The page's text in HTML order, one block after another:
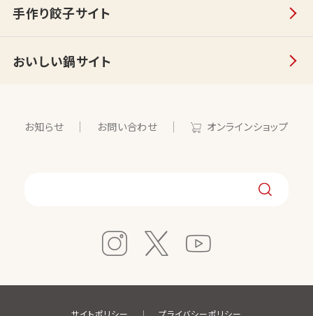
手作り餃子サイト
おいしい鍋サイト
お知らせ お問い合わせ オンラインショップ
サイトポリシー プライバシーポリシー